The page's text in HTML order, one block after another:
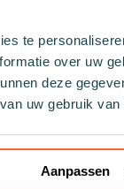
te
over uw
deze
uw gebruik
Aanpassen
het apparaat
tot de
opgeslagen